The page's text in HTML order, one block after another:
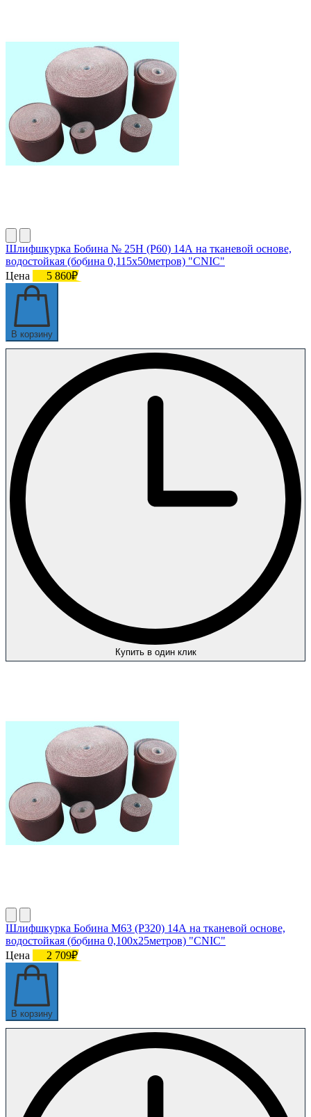
Шлифшкурка Бобина № 25Н (P60) 14А на тканевой основе,
водостойкая (бобина 0,115х50метров) "CNIC"
Цена
5 860₽
В корзину
Купить в один клик
Шлифшкурка Бобина М63 (P320) 14А на тканевой основе,
водостойкая (бобина 0,100х25метров) "CNIC"
Цена
2 709₽
В корзину